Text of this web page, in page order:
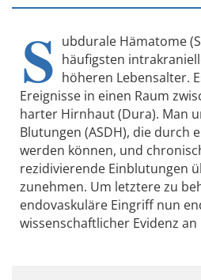
S ubdurale Hämatome
häufigsten
höheren Lebensalter.
Ereignisse in einen Raum
harter Hirnhaut (Dura). Man
Blutungen (ASDH), die durch
werden können, und
rezidivierende Einblutungen
zunehmen. Um letztere zu
endovaskuläre Eingriff nun
wissenschaftlicher Evidenz